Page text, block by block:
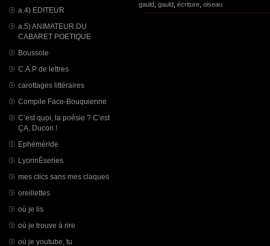
a.4) EDITEUR
a.5) ANIMATEUR DU
CABARET POETIQUE
Boussole
C.A.P de lettres
carottages littéraires
Compile Face-Bouquienne
C’est quoi, la poésie ? C’est
ÇA, Ducon !
Ephéméride
LyonnÈseries
mes clics sans mes claques
oreillettes
où je lis
où je trouve à rire
où je youtube, tu
gauld, gauld, écriture, oiseau